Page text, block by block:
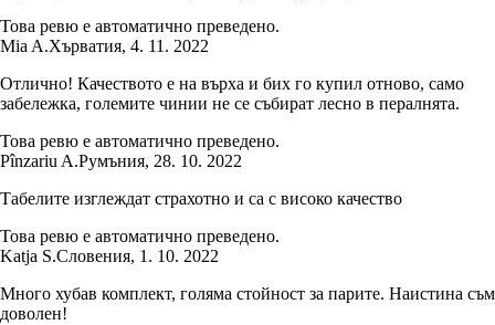
Това ревю е автоматично преведено.
Mia A.Хърватия, 4. 11. 2022
Отлично! Качеството е на върха и бих го купил отново, само
забележка, големите чинии не се събират лесно в пералнята.
Това ревю е автоматично преведено.
Pînzariu A.Румъния, 28. 10. 2022
Табелите изглеждат страхотно и са с високо качество
Това ревю е автоматично преведено.
Katja S.Словения, 1. 10. 2022
Много хубав комплект, голяма стойност за парите. Наистина съм
доволен!